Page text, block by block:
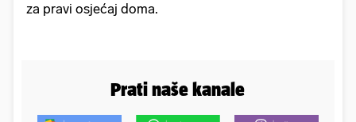
za pravi osjećaj doma.
Prati naše kanale